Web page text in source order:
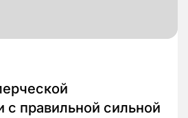
правильной сильной